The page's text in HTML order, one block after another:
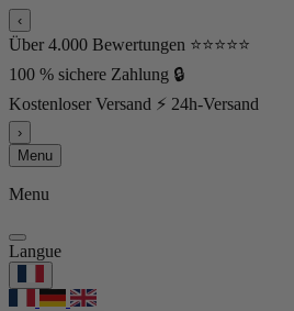
‹
Über 4.000 Bewertungen ⭐⭐⭐⭐⭐
100 % sichere Zahlung 🔒
Kostenloser Versand ⚡ 24h-Versand
›
Menu
Menu
Langue